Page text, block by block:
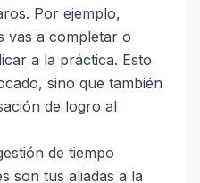
Por ejemplo,
vas a completar o
a la práctica. Esto
sino que también
de logro al
de tiempo
son tus aliadas a la